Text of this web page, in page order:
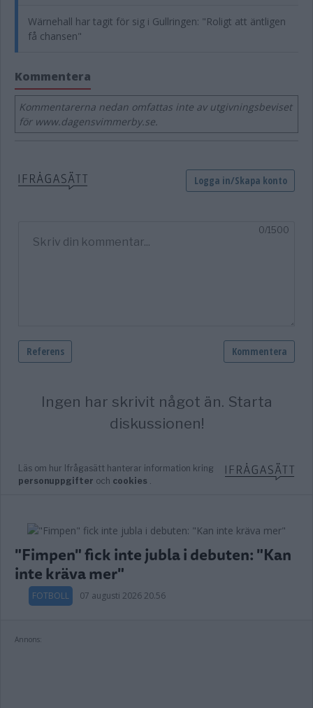
Wärnehall har tagit för sig i Gullringen: "Roligt att äntligen
få chansen"
Kommentera
Kommentarerna nedan omfattas inte av utgivningsbeviset
för www.dagensvimmerby.se.
"Fimpen" fick inte jubla i debuten: "Kan
inte kräva mer"
FOTBOLL 07 augusti 2026 20.56
Annons: